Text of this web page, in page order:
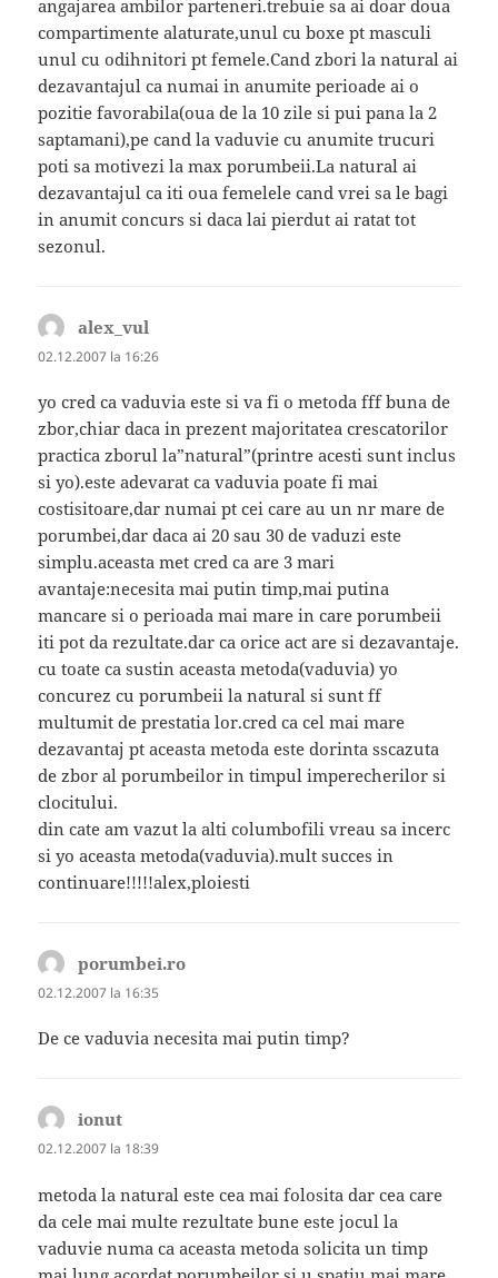
angajarea ambilor parteneri.trebuie sa ai doar doua
compartimente alaturate,unul cu boxe pt masculi
unul cu odihnitori pt femele.Cand zbori la natural ai
dezavantajul ca numai in anumite perioade ai o
pozitie favorabila(oua de la 10 zile si pui pana la 2
saptamani),pe cand la vaduvie cu anumite trucuri
poti sa motivezi la max porumbeii.La natural ai
dezavantajul ca iti oua femelele cand vrei sa le bagi
in anumit concurs si daca lai pierdut ai ratat tot
sezonul.
alex_vul
02.12.2007 la 16:26
yo cred ca vaduvia este si va fi o metoda fff buna de
zbor,chiar daca in prezent majoritatea crescatorilor
practica zborul la”natural”(printre acesti sunt inclus
si yo).este adevarat ca vaduvia poate fi mai
costisitoare,dar numai pt cei care au un nr mare de
porumbei,dar daca ai 20 sau 30 de vaduzi este
simplu.aceasta met cred ca are 3 mari
avantaje:necesita mai putin timp,mai putina
mancare si o perioada mai mare in care porumbeii
iti pot da rezultate.dar ca orice act are si dezavantaje.
cu toate ca sustin aceasta metoda(vaduvia) yo
concurez cu porumbeii la natural si sunt ff
multumit de prestatia lor.cred ca cel mai mare
dezavantaj pt aceasta metoda este dorinta sscazuta
de zbor al porumbeilor in timpul imperecherilor si
clocitului.
din cate am vazut la alti columbofili vreau sa incerc
si yo aceasta metoda(vaduvia).mult succes in
continuare!!!!!alex,ploiesti
porumbei.ro
02.12.2007 la 16:35
De ce vaduvia necesita mai putin timp?
ionut
02.12.2007 la 18:39
metoda la natural este cea mai folosita dar cea care
da cele mai multe rezultate bune este jocul la
vaduvie numa ca aceasta metoda solicita un timp